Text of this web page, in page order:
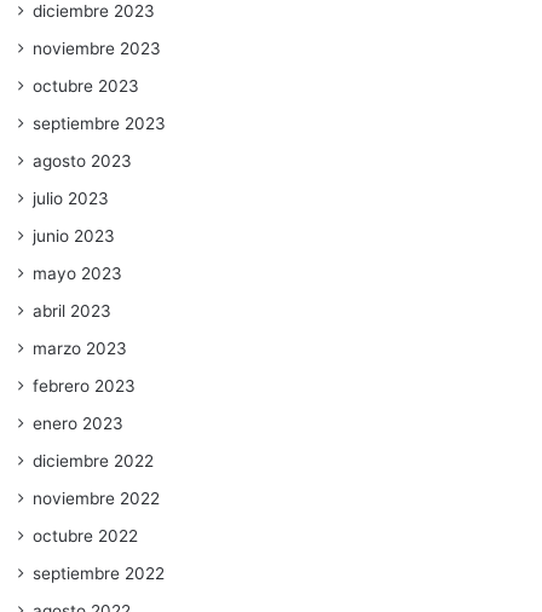
diciembre 2023
noviembre 2023
octubre 2023
septiembre 2023
agosto 2023
julio 2023
junio 2023
mayo 2023
abril 2023
marzo 2023
febrero 2023
enero 2023
diciembre 2022
noviembre 2022
octubre 2022
septiembre 2022